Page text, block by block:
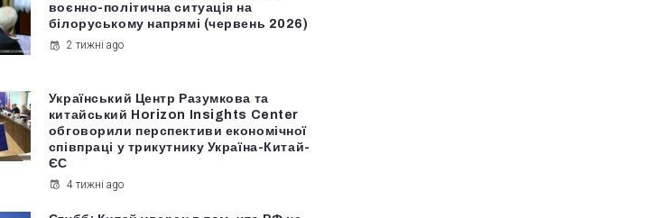
воєнно-політична ситуація на
білоруському напрямі (червень 2026)
2 тижні ago
Український Центр Разумкова та
китайський Horizon Insights Center
обговорили перспективи економічної
співпраці у трикутнику Україна-Китай-
ЄС
4 тижні ago